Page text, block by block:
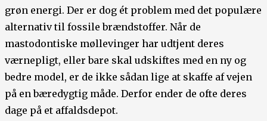
grøn energi. Der er dog ét problem med det populære
alternativ til fossile brændstoffer. Når de
mastodontiske møllevinger har udtjent deres
værnepligt, eller bare skal udskiftes med en ny og
bedre model, er de ikke sådan lige at skaffe af vejen
på en bæredygtig måde. Derfor ender de ofte deres
dage på et affaldsdepot.